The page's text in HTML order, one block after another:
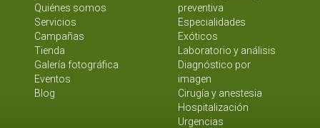
Quiénes somos
Servicios
Campañas
Tienda
Galería fotográfica
Eventos
Blog
preventiva
Especialidades
Exóticos
Laboratorio y análisis
Diagnóstico por
imagen
Cirugía y anestesia
Hospitalización
Urgencias